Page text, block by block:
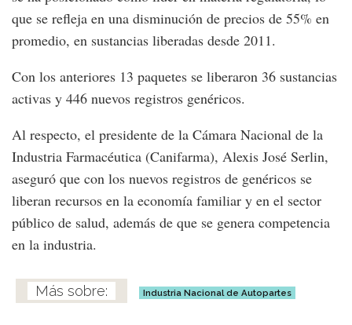
que se refleja en una disminución de precios de 55% en
promedio, en sustancias liberadas desde 2011.
Con los anteriores 13 paquetes se liberaron 36 sustancias
activas y 446 nuevos registros genéricos.
Al respecto, el presidente de la Cámara Nacional de la
Industria Farmacéutica (Canifarma), Alexis José Serlin,
aseguró que con los nuevos registros de genéricos se
liberan recursos en la economía familiar y en el sector
público de salud, además de que se genera competencia
en la industria.
Industria Nacional de Autopartes